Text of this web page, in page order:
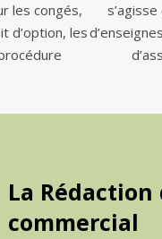
les congés,
d’option, les
La
commercial